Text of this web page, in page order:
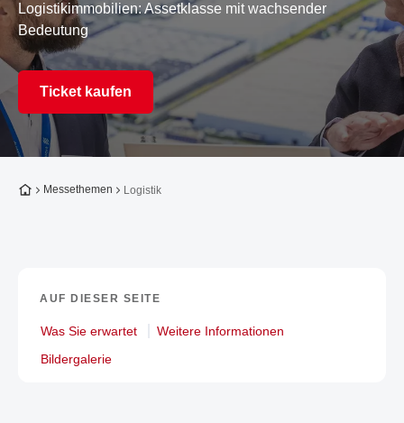
Logistikimmobilien: Assetklasse mit wachsender
Bedeutung
Ticket kaufen
Zur Startseite
Messethemen Logistik
AUF DIESER SEITE
Was Sie erwartet
Weitere Informationen
Bildergalerie